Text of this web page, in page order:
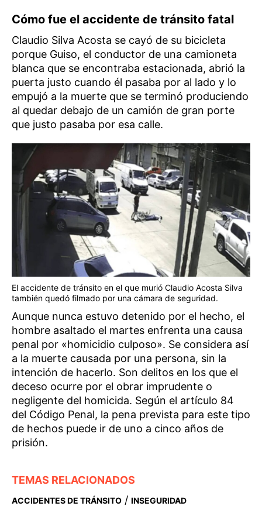
Cómo fue el accidente de tránsito fatal
Claudio Silva Acosta se cayó de su bicicleta
porque Guiso, el conductor de una camioneta
blanca que se encontraba estacionada, abrió la
puerta justo cuando él pasaba por al lado y lo
empujó a la muerte que se terminó produciendo
al quedar debajo de un camión de gran porte
que justo pasaba por esa calle.
El accidente de tránsito en el que murió Claudio Acosta Silva
también quedó filmado por una cámara de seguridad.
Aunque nunca estuvo detenido por el hecho, el
hombre asaltado el martes enfrenta una causa
penal por «homicidio culposo». Se considera así
a la muerte causada por una persona, sin la
intención de hacerlo. Son delitos en los que el
deceso ocurre por el obrar imprudente o
negligente del homicida. Según el artículo 84
del Código Penal, la pena prevista para este tipo
de hechos puede ir de uno a cinco años de
prisión.
TEMAS RELACIONADOS
ACCIDENTES DE TRÁNSITO / INSEGURIDAD